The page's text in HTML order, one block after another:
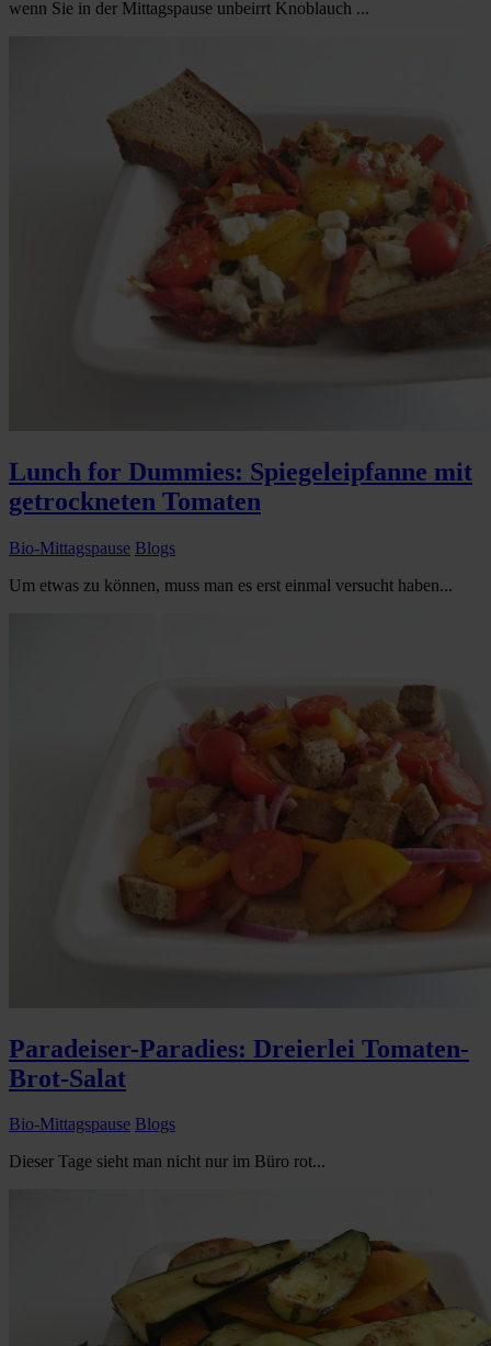
wenn Sie in der Mittagspause unbeirrt Knoblauch ...
Lunch for Dummies: Spiegeleipfanne mit
getrockneten Tomaten
Bio-Mittagspause Blogs
Um etwas zu können, muss man es erst einmal versucht haben...
Paradeiser-Paradies: Dreierlei Tomaten-
Brot-Salat
Bio-Mittagspause Blogs
Dieser Tage sieht man nicht nur im Büro rot...